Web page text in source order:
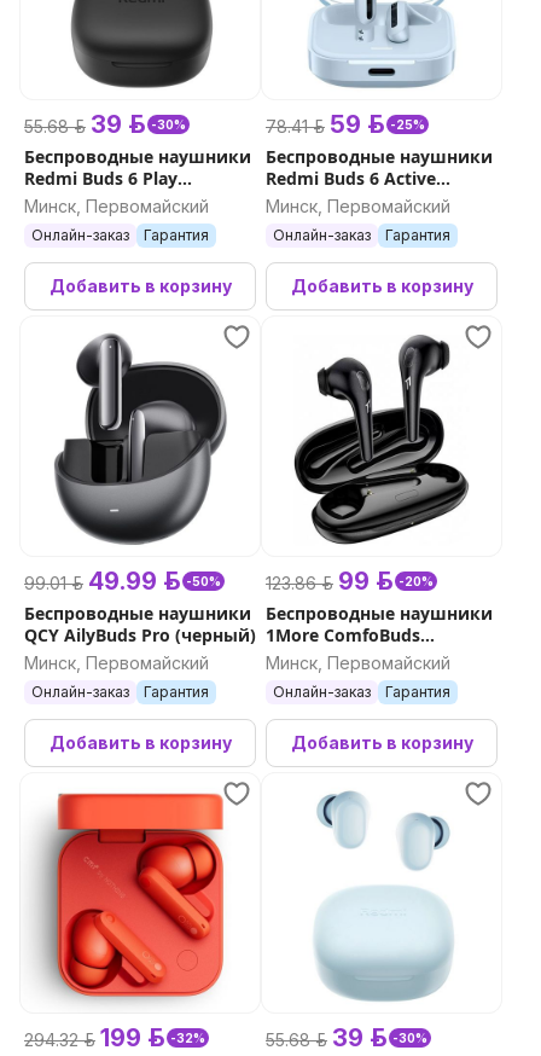
55.68 р. 39 р. -30%
Беспроводные наушники
Redmi Buds 6 Play
(черный)
Минск, Первомайский
Онлайн-заказ Гарантия
Добавить в корзину
78.41 р. 59 р. -25%
Беспроводные наушники
Redmi Buds 6 Active
(голубой)
Минск, Первомайский
Онлайн-заказ Гарантия
Добавить в корзину
99.01 р. 49.99 р. -50%
Беспроводные наушники
QCY AilyBuds Pro (черный)
Минск, Первомайский
Онлайн-заказ Гарантия
Добавить в корзину
123.86 р. 99 р. -20%
Беспроводные наушники
1More ComfoBuds
(черный)
Минск, Первомайский
Онлайн-заказ Гарантия
Добавить в корзину
294.32 р. 199 р. -32% 55.68 р. 39 р. -30%